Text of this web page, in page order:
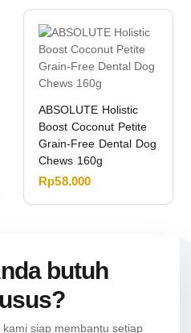
ABSOLUTE Holistic
Boost Coconut Petite
Grain-Free Dental Dog
Chews 160g
Rp58.000
butuh
siap membantu setiap